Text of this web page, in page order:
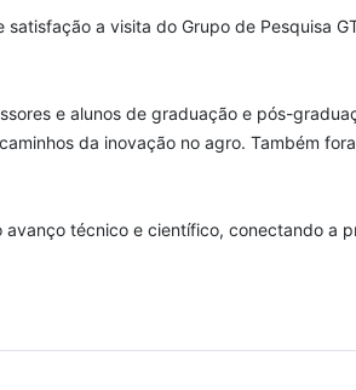
a visita do Grupo de Pesquisa
e alunos de graduação e pós-
da inovação no agro. Também
avanço técnico e científico, conectando